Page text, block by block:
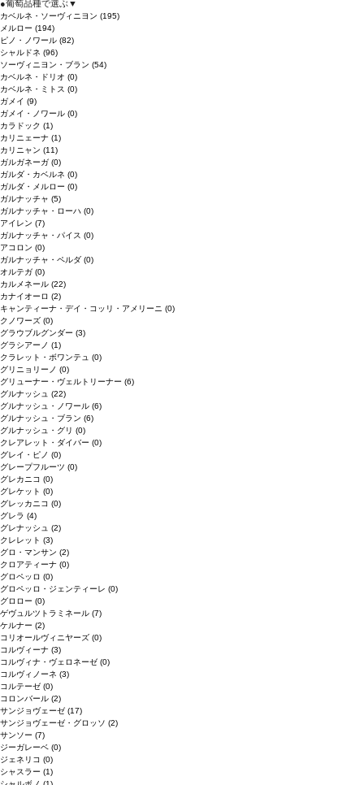
●葡萄品種で選ぶ▼
カベルネ・ソーヴィニヨン (195)
メルロー (194)
ピノ・ノワール (82)
シャルドネ (96)
ソーヴィニヨン・ブラン (54)
カベルネ・ドリオ (0)
カベルネ・ミトス (0)
ガメイ (9)
ガメイ・ノワール (0)
カラドック (1)
カリニェーナ (1)
カリニャン (11)
ガルガネーガ (0)
ガルダ・カベルネ (0)
ガルダ・メルロー (0)
ガルナッチャ (5)
ガルナッチャ・ローハ (0)
アイレン (7)
ガルナッチャ・パイス (0)
アコロン (0)
ガルナッチャ・ペルダ (0)
オルテガ (0)
カルメネール (22)
カナイオーロ (2)
キャンティーナ・デイ・コッリ・アメリーニ (0)
クノワーズ (0)
グラウブルグンダー (3)
グラシアーノ (1)
クラレット・ボワンテュ (0)
グリニョリーノ (0)
グリューナー・ヴェルトリーナー (6)
グルナッシュ (22)
グルナッシュ・ノワール (6)
グルナッシュ・ブラン (6)
グルナッシュ・グリ (0)
クレアレット・ダイバー (0)
グレイ・ピノ (0)
グレープフルーツ (0)
グレカニコ (0)
グレケット (0)
グレッカニコ (0)
グレラ (4)
グレナッシュ (2)
クレレット (3)
グロ・マンサン (2)
クロアティーナ (0)
グロペッロ (0)
グロペッロ・ジェンティーレ (0)
グロロー (0)
ゲヴュルツトラミネール (7)
ケルナー (2)
コリオールヴィニヤーズ (0)
コルヴィーナ (3)
コルヴィナ・ヴェロネーゼ (0)
コルヴィノーネ (3)
コルテーゼ (0)
コロンバール (2)
サンジョヴェーゼ (17)
サンジョヴェーゼ・グロッソ (2)
サンソー (7)
ジーガレーベ (0)
ジェネリコ (0)
シャスラー (1)